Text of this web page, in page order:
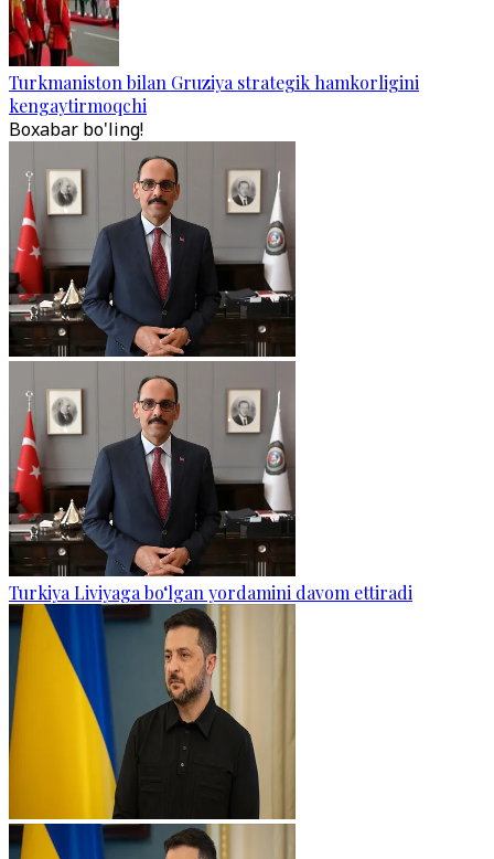
Turkmaniston bilan Gruziya strategik hamkorligini
kengaytirmoqchi
Boxabar bo'ling!
Turkiya Liviyaga bo‘lgan yordamini davom ettiradi